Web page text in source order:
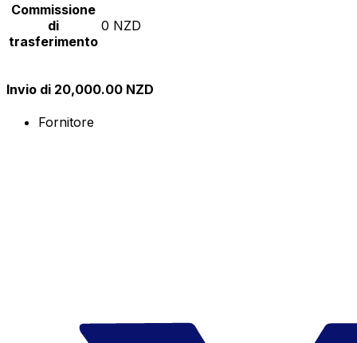
Commissione
di
trasferimento
0 NZD
Invio di 20,000.00 NZD
Fornitore